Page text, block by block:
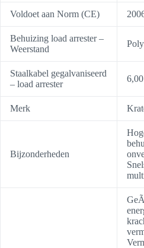
Voldoet aan Norm (CE)
Behuizing load arrester –
Weerstand
Staalkabel gegalvaniseerd
– load arrester
Merk
Bijzonderheden